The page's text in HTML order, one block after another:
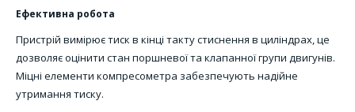
Ефективна робота
Пристрій вимірює тиск в кінці такту стиснення в циліндрах, це
дозволяє оцінити стан поршневої та клапанної групи двигунів.
Міцні елементи компресометра забезпечують надійне
утримання тиску.